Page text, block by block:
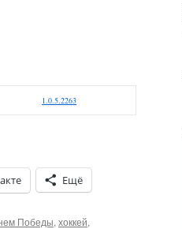
1.0.5.2263
Ещё
Победы, хоккей,